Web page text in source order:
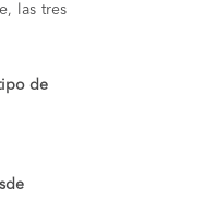
las tres
de